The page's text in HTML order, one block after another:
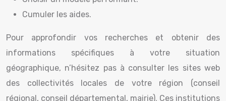
Cumuler les aides.
Pour approfondir vos recherches et obtenir des
informations spécifiques à votre situation
géographique, n’hésitez pas à consulter les sites web
des collectivités locales de votre région (conseil
régional, conseil départemental, mairie). Ces institutions